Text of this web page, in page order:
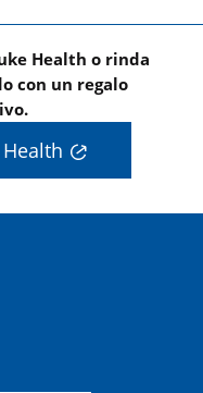
Health o rinda
con un regalo